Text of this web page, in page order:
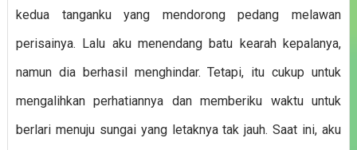
kedua tanganku yang mendorong pedang melawan
perisainya. Lalu aku menendang batu kearah kepalanya,
namun dia berhasil menghindar. Tetapi, itu cukup untuk
mengalihkan perhatiannya dan memberiku waktu untuk
berlari menuju sungai yang letaknya tak jauh. Saat ini, aku